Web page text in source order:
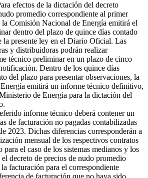
efectos de la dictación del decreto
promedio correspondiente al primer
la Comisión Nacional de Energía emitirá el
dentro del plazo de quince días contado
la presente ley en el Diario Oficial. Las
y distribuidoras podrán realizar
técnico preliminar en un plazo de cinco
Dentro de los quince días
del plazo para presentar observaciones, la
emitirá un informe técnico definitivo,
de Energía para la dictación del
informe técnico deberá contener un
de facturación no pagadas contabilizadas
2023. Dichas diferencias corresponderán a
mensual de los respectivos contratos
para el caso de los sistemas medianos y los
decreto de precios de nudo promedio
facturación para el correspondiente
de facturación que no haya sido